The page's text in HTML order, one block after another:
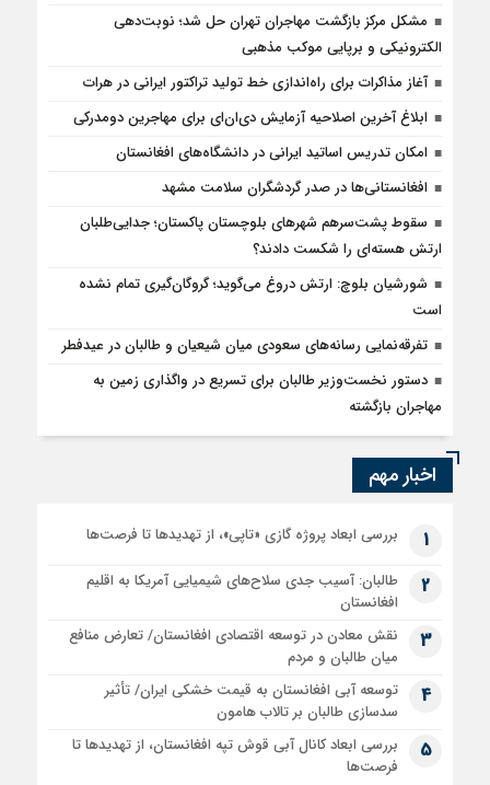
مشکل مرکز بازگشت مهاجران تهران حل شد؛ نوبت‌دهی
الکترونیکی و برپایی موکب مذهبی
آغاز مذاکرات برای راه‌اندازی خط تولید تراکتور ایرانی در هرات
ابلاغ آخرین اصلاحیه آزمایش دی‌ان‌ای برای مهاجرین دومدرکی
امکان تدریس اساتید ایرانی در دانشگاه‌های افغانستان
افغانستانی‌ها در صدر گردشگران سلامت مشهد
سقوط پشت‌سرهم شهرهای بلوچستان پاکستان؛ جدایی‌طلبان
ارتش هسته‌ای را شکست دادند؟
شورشیان بلوچ: ارتش دروغ می‌گوید؛ گروگان‌گیری تمام نشده
است
تفرقه‌نمایی رسانه‌های سعودی میان شیعیان و طالبان در عیدفطر
دستور نخست‌وزیر طالبان برای تسریع در واگذاری زمین به
مهاجران بازگشته
اخبار مهم
1 بررسی ابعاد پروژه گازی «تاپی»، از تهدیدها تا فرصت‌ها
2
طالبان: آسیب جدی سلاح‌های شیمیایی آمریکا به اقلیم
افغانستان
3
نقش معادن در توسعه اقتصادی افغانستان/ تعارض منافع
میان طالبان و مردم
4
توسعه آبی افغانستان به قیمت خشکی ایران/ تأثیر
سدسازی طالبان بر تالاب هامون
5
بررسی ابعاد کانال آبی قوش تپه افغانستان، از تهدیدها تا
فرصت‌ها